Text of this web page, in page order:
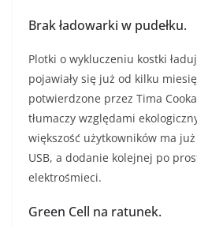
Brak ładowarki w pudełku.
Plotki o wykluczeniu kostki
pojawiały się już od kilku
potwierdzone przez Tima
tłumaczy względami
większość użytkowników ma
USB, a dodanie kolejnej po
elektrośmieci.
Green Cell na ratunek.